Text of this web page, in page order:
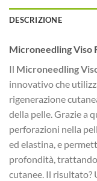
DESCRIZIONE
Microneedling Viso
Il Microneedling
innovativo che
rigenerazione
della pelle. Grazie a
perforazioni nella
ed elastina, e
profondità,
cutanee. Il risultato?